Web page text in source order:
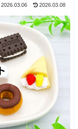
2026.03.06 2026.03.08